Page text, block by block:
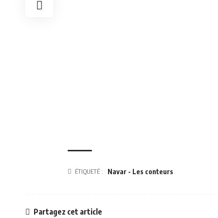
ÉTIQUETÉ : Navar - Les conteurs
Partagez cet article